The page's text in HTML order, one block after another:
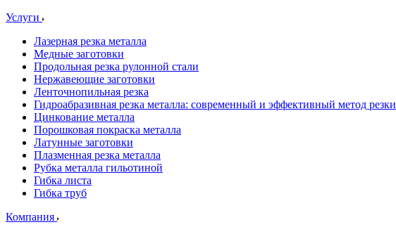
Услуги
Лазерная резка металла
Медные заготовки
Продольная резка рулонной стали
Нержавеющие заготовки
Ленточнопильная резка
Гидроабразивная резка металла: современный и эффективный метод резки
Цинкование металла
Порошковая покраска металла
Латунные заготовки
Плазменная резка металла
Рубка металла гильотиной
Гибка листа
Гибка труб
Компания